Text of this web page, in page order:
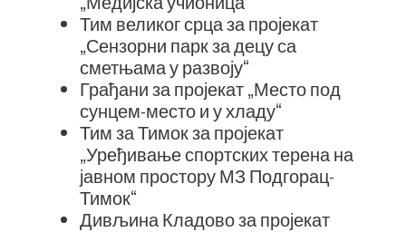
Тим великог срца за пројекат
„Сензорни парк за децу са
сметњама у развоју“
Грађани за пројекат „Место под
сунцем-место и у хладу“
Тим за Тимок за пројекат
„Уређивање спортских терена на
јавном простору МЗ Подгорац-
Тимок“
Дивљина Кладово за пројекат